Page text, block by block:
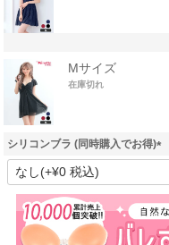
Mサイズ
在庫切れ
シリコンブラ (同時購入でお得)
(
須
)